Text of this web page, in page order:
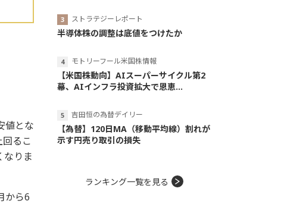
値とな
るこ
なりま
から6
ストラテジーレポート
半導体株の調整は底値をつけたか
モトリーフール米国株情報
【米国株動向】AIスーパーサイクル第2
幕、AIインフラ投資拡大で恩恵...
吉田恒の為替デイリー
【為替】120日MA（移動平均線）割れが
示す円売り取引の損失
ランキング一覧を見る